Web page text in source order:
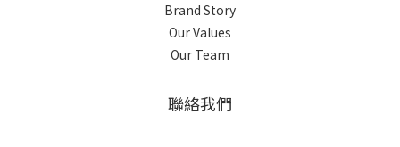
Brand Story
Our Values
Our Team
聯絡我們